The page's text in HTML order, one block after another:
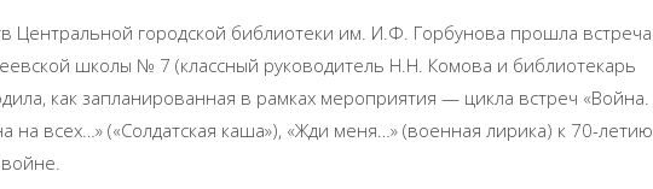
Центральной городской библиотеки им. И.Ф. Горбунова прошла встреча
школы № 7 (классный руководитель Н.Н. Комова и библиотекарь
как запланированная в рамках мероприятия — цикла встреч «Война.
всех…» («Солдатская каша»), «Жди меня…» (военная лирика) к 70-летию